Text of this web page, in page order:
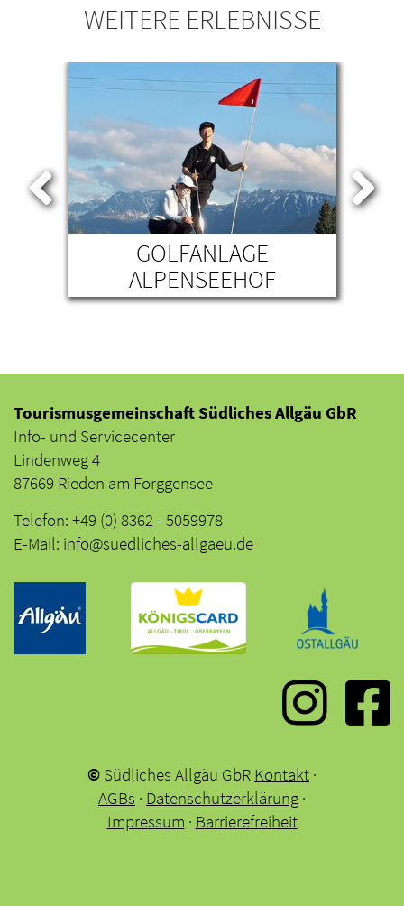
WEITERE ERLEBNISSE
GOLFANLAGE
ALPENSEEHOF
NESSELWANG
Tourismusgemeinschaft Südliches Allgäu GbR
Info- und Servicecenter
Lindenweg 4
87669 Rieden am Forggensee
Telefon: +49 (0) 8362 - 5059978
E-Mail: info@suedliches-allgaeu.de
© Südliches Allgäu GbR Kontakt ·
AGBs · Datenschutzerklärung ·
Impressum · Barrierefreiheit